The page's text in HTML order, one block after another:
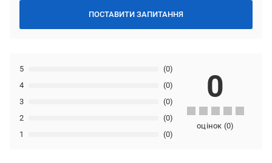
ПОСТАВИТИ ЗАПИТАННЯ
1 (0)
2 (0)
3 (0)
4 (0)
5 (0)
0
оцінок (0)